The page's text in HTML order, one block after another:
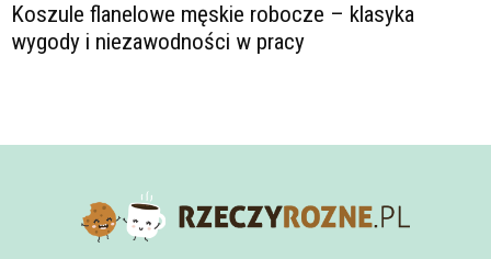
Koszule flanelowe męskie robocze – klasyka
wygody i niezawodności w pracy